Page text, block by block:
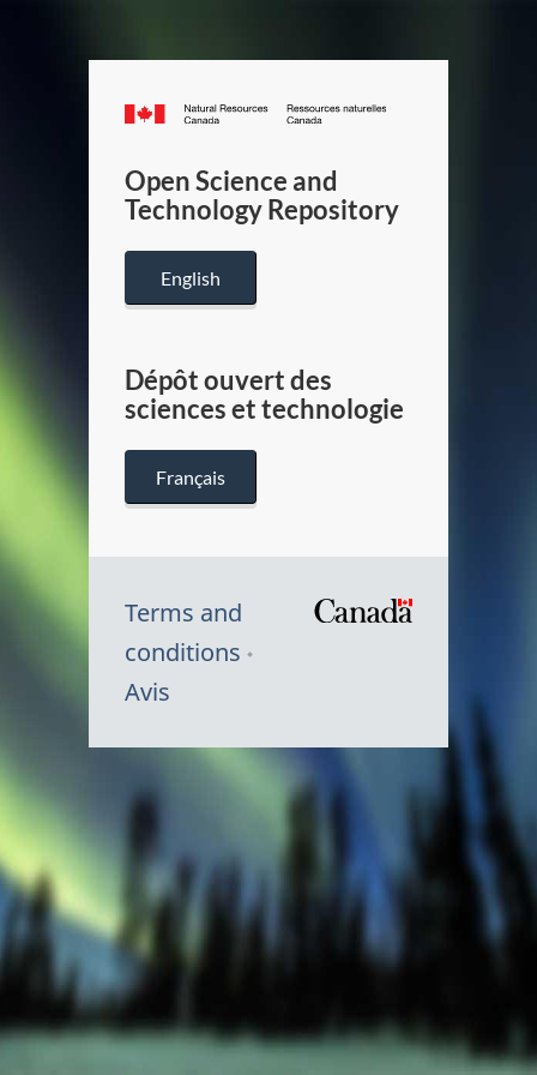
Canada.ca
/
Canada
Open Science and
Technology Repository
English
Dépôt ouvert des
sciences et technologie
Français
Terms and
conditions
Avis
Canada